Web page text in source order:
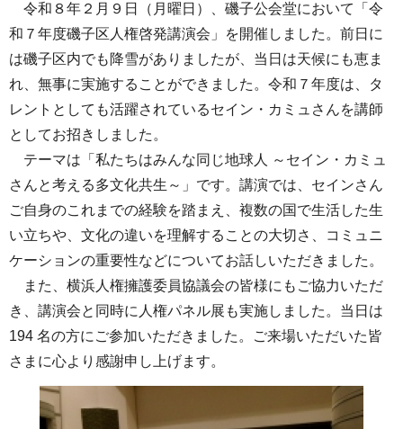
令和８年２月９日（月曜日）、磯子公会堂において「令
和７年度磯子区人権啓発講演会」を開催しました。前日に
は磯子区内でも降雪がありましたが、当日は天候にも恵ま
れ、無事に実施することができました。令和７年度は、タ
レントとしても活躍されているセイン・カミュさんを講師
としてお招きしました。
テーマは「私たちはみんな同じ地球人 ～セイン・カミュ
さんと考える多文化共生～」です。講演では、セインさん
ご自身のこれまでの経験を踏まえ、複数の国で生活した生
い立ちや、文化の違いを理解することの大切さ、コミュニ
ケーションの重要性などについてお話しいただきました。
また、横浜人権擁護委員協議会の皆様にもご協力いただ
き、講演会と同時に人権パネル展も実施しました。当日は
194 名の方にご参加いただきました。ご来場いただいた皆
さまに心より感謝申し上げます。